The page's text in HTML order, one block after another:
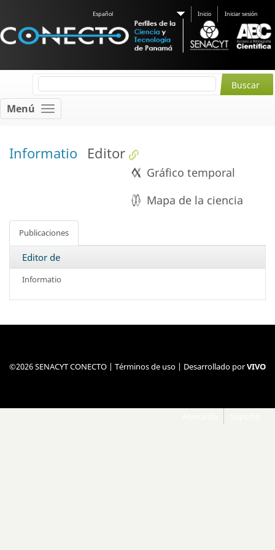
Español Inicio Iniciar sesión
Menú
Informatio Editor
Gráfico temporal
Mapa de la ciencia
Publicaciones
Editor de
Informatio
©2026 SENACYT CONECTO | Términos de uso | Desarrollado porVIVO